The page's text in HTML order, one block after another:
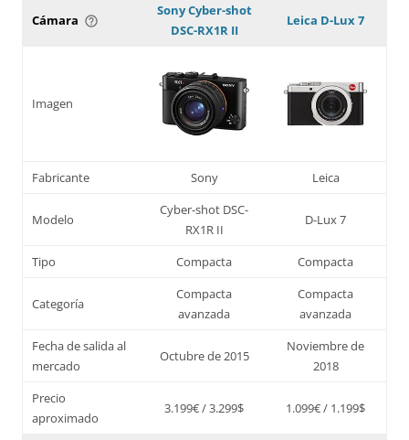
Cámara help_outline
Sony Cyber-shot
DSC-RX1R II
Leica D-Lux 7
Imagen
Fabricante Sony Leica
Modelo
Cyber-shot DSC-
RX1R II
D-Lux 7
Tipo Compacta Compacta
Categoría
Compacta
avanzada
Compacta
avanzada
Fecha de salida al
mercado
Octubre de 2015
Noviembre de
2018
Precio
aproximado
3.199€ / 3.299$ 1.099€ / 1.199$